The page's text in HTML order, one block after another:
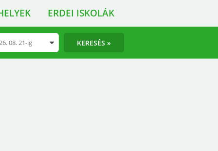
ERDEI ISKOLÁK
KERESÉS »